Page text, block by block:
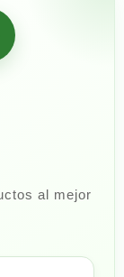
al mejor